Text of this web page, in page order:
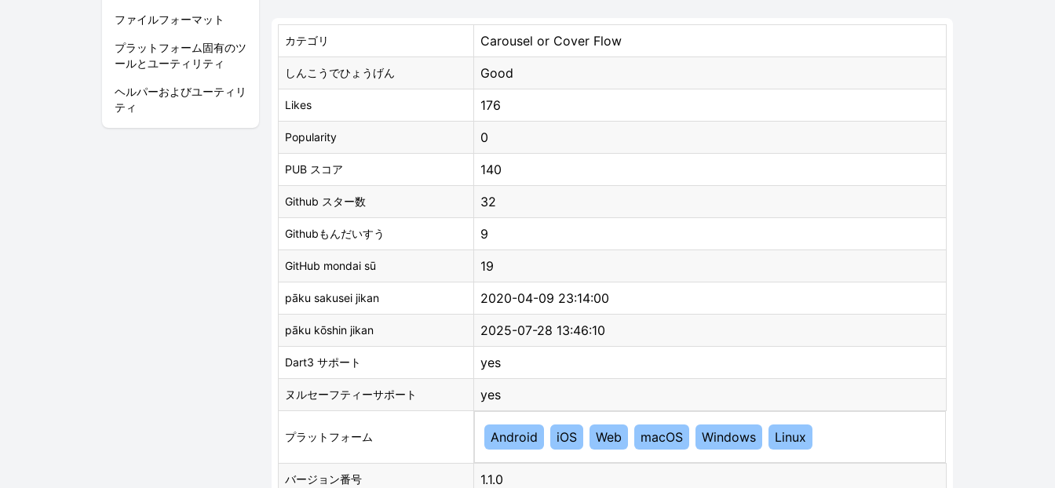
ファイルフォーマット
プラットフォーム固有のツ
ールとユーティリティ
ヘルパーおよびユーティリ
ティ
カテゴリ Carousel or Cover Flow
しんこうでひょうげん Good
Likes 176
Popularity 0
PUB スコア 140
Github スター数 32
Githubもんだいすう 9
GitHub mondai sū 19
pāku sakusei jikan 2020-04-09 23:14:00
pāku kōshin jikan 2025-07-28 13:46:10
Dart3 サポート yes
ヌルセーフティーサポート yes
プラットフォーム Android iOS Web macOS Windows Linux
バージョン番号 1.1.0